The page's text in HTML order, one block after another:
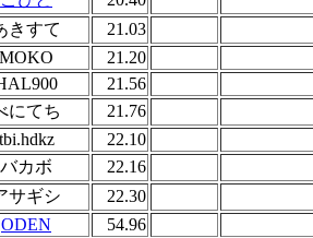
きすて
21.03
MOKO
21.20
21.56
にてち
21.76
tbi.hdkz
22.10
バカボ
22.16
サギシ
22.30
ODEN 54.96